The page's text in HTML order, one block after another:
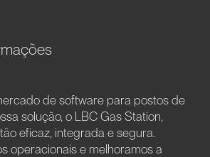
de software para postos de
solução, o LBC Gas Station,
eficaz, integrada e segura.
operacionais e melhoramos a